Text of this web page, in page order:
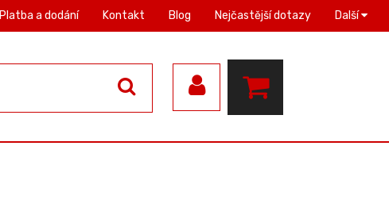
Platba a dodání Kontakt Blog Nejčastější dotazy Další